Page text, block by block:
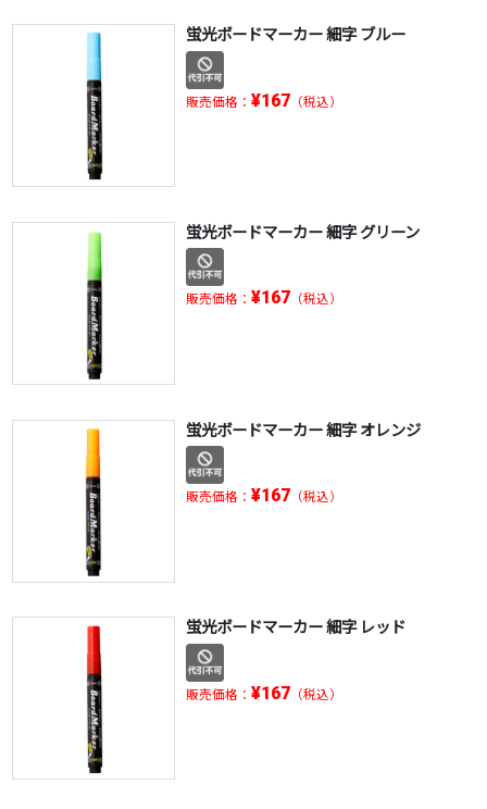
蛍光ボードマーカー 細字 ブルー
販売価格： ¥167（税込）
蛍光ボードマーカー 細字 グリーン
販売価格： ¥167（税込）
蛍光ボードマーカー 細字 オレンジ
販売価格： ¥167（税込）
蛍光ボードマーカー 細字 レッド
販売価格： ¥167（税込）